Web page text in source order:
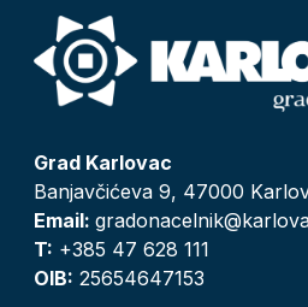
Grad Karlovac
Banjavčićeva 9, 47000
Email:
T: +385 47 628 111
OIB: 25654647153